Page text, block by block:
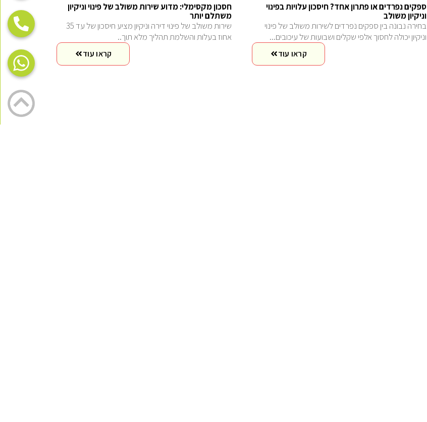
ספקים נפרדים או פתרון אחד? חיסכון עלויות בפינוי
וניקיון משולב
בחירה נבונה בין ספקים נפרדים לשירות משולב של פינוי
וניקיון יכולה לחסוך אלפי שקלים ושבועות של עיכובים...
קראו עוד
חסכון מקסימלי: מדוע שירות משולב של פינוי וניקיון
משתלם יותר
שירות משולב של פינוי דירה וניקיון מציע חיסכון של עד 35
אחוז בעלות והשלמת תהליך מלא תוך..
קראו עוד